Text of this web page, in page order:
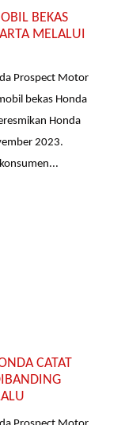
BEKAS
MELALUI
Prospect Motor
bekas Honda
Honda
2023.
CATAT